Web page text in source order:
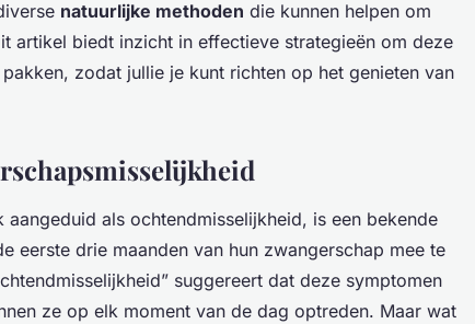
natuurlijke methoden die kunnen helpen om
artikel biedt inzicht in effectieve strategieën om deze
zodat jullie je kunt richten op het genieten van
als ochtendmisselijkheid, is een bekende
eerste drie maanden van hun zwangerschap mee te
suggereert dat deze symptomen
ze op elk moment van de dag optreden. Maar wat